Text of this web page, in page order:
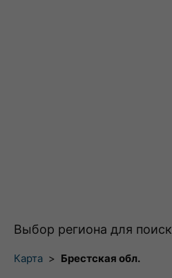
Выбор региона для
Карта > Брестская обл.